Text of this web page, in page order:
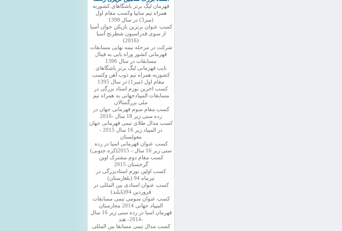
قهرمان لیگ برتر باشگاهای کشوربه
همراه تیم سایپا وکسب مقام اول
(میز3) در سال 1398
کسب عنوان برترین بازیکن جوان آسیا
از سوی فدراسیون شطرنج آسیا
(2016)
شرکت در مرحله نیمه نهایی مسابقات
قهرمانی کشور وراه یابی به فینال
مسابقات در سال 1396
نایب قهرمانی لیگ برتر باشگاهای
کشوربه همراه تیم ذوب آهن وکسب
مقام اول (میز1) در سال 1395
کسب اخرین نورم استاد بزرگی در
مسابقات المپیادجهانی به همراه تیم
ملی بزرگسالان
کسب مقام سوم قهرمانی جهان در
رده سنی زیر 18 سال -2016
کسب مدال طلای تیمی قهرمانی جهان
در المپیاد زیر 16 سال 2015 -
مغولستان
کسب عنوان قهرمانی اسیا در رده
سنی زیر 16 سال - 2015(کره جنوبی)
کسب مقام دوم مشترک اوپن
گرجستان 2015
کسب اولین نورم استادبزرگی در
تیرماه 94 (بلغارستان)
کسب عنوان استادی بین المللی در
فروردین 94(تایلند)
کسب عنوان سومی تیمی مسابقات
المپیاد جهانی 2014 مجارستان
قهرمان اسیا در رده سنی زیر 16 سال
-2014- هند
کسب مدال تیمی مسابقا بین المللی